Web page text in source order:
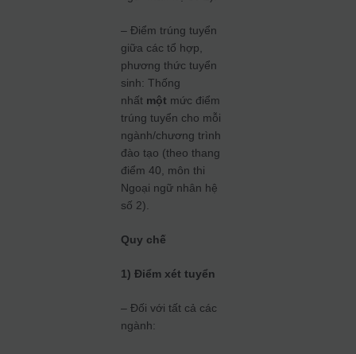
– Điểm trúng tuyển
giữa các tổ hợp,
phương thức tuyển
sinh: Thống
nhất một mức điểm
trúng tuyển cho mỗi
ngành/chương trình
đào tạo (theo thang
điểm 40, môn thi
Ngoại ngữ nhân hệ
số 2).
Quy chế
1) Điểm xét tuyển
– Đối với tất cả các
ngành: